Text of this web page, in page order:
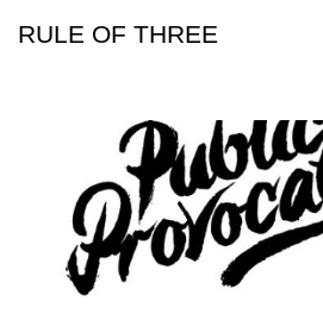
RULE OF THREE